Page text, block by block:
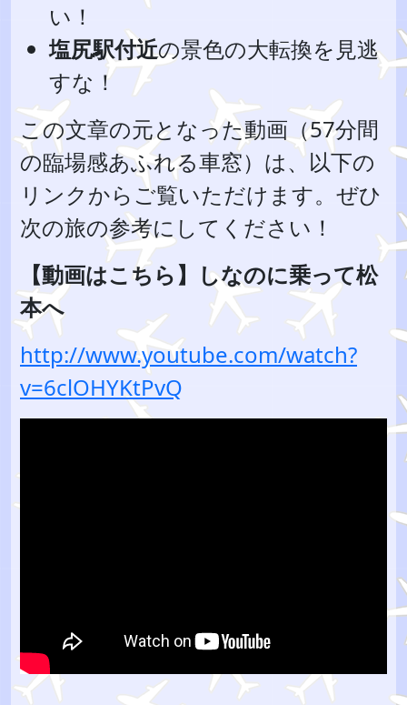
い！
塩尻駅付近の景色の大転換を見逃
すな！
この文章の元となった動画（57分間
の臨場感あふれる車窓）は、以下の
リンクからご覧いただけます。ぜひ
次の旅の参考にしてください！
【動画はこちら】しなのに乗って松
本へ
http://www.youtube.com/watch?
v=6clOHYKtPvQ